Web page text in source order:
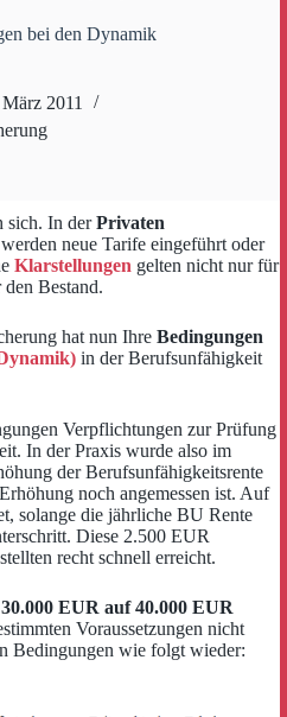
bei den Dynamik
2011
sich. In derPrivaten
werden neue Tarife eingeführt oder
Klarstellungen gelten nicht nur für
Bestand.
hat nun Ihre Bedingungen
in der Berufsunfähigkeit
Verpflichtungen zur Prüfung
In der Praxis wurde also im
der Berufsunfähigkeitsrente
noch angemessen ist. Auf
solange die jährliche BU Rente
Diese 2.500 EUR
recht schnell erreicht.
EUR auf 40.000 EUR
Voraussetzungen nicht
Bedingungen wie folgt wieder: